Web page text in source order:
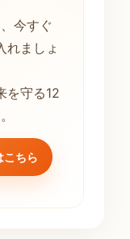
今すぐ
れましょ
を守る12
こちら